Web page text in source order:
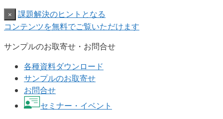
×
課題解決のヒントとなる
コンテンツを無料でご覧いただけます
サンプルのお取寄せ・お問合せ
各種資料ダウンロード
サンプルのお取寄せ
お問合せ
セミナー・イベント